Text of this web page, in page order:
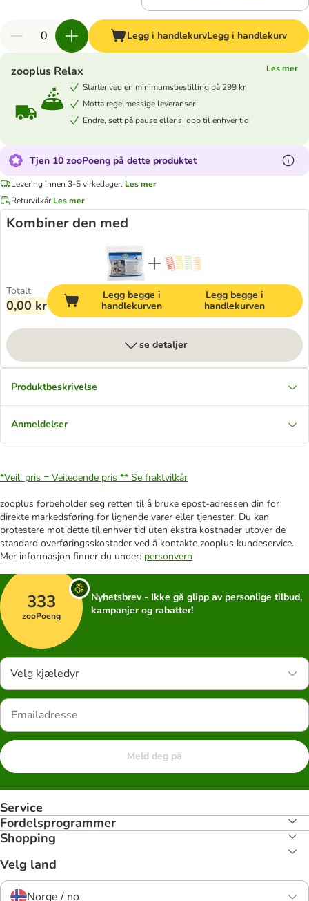
Legg i handlekurvLegg i handlekurv
zooplus Relax
Les mer
Starter ved en minimumsbestilling på 299 kr
Motta regelmessige leveranser
Endre, sett på pause eller si opp til enhver tid
Tjen 10 zooPoeng på dette produktet
Levering innen 3-5 virkedager. Les mer
Returvilkår Les mer
Kombiner den med
Totalt
0,00 kr
Legg begge i
handlekurven
Legg begge i
handlekurven
se detaljer
Produktbeskrivelse
Anmeldelser
*Veil. pris = Veiledende pris ** Se fraktvilkår
zooplus forbeholder seg retten til å bruke epost-adressen din for
direkte markedsføring for lignende varer eller tjenester. Du kan
protestere mot dette til enhver tid uten ekstra kostnader utover de
standard overføringsskostader ved å kontakte zooplus kundeservice.
Mer informasjon finner du under: personvern
333
zooPoeng
Nyhetsbrev - Ikke gå glipp av personlige tilbud,
kampanjer og rabatter!
Velg kjæledyr
Meld deg på
Service
Fordelsprogrammer
Shopping
Velg land
Norge / no